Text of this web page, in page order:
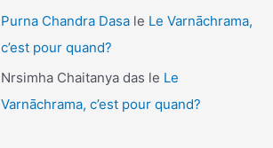
Purna Chandra Dasale Le Varnāchrama,
c’est pour quand?
Nrsimha Chaitanya das le Le
Varnāchrama, c’est pour quand?